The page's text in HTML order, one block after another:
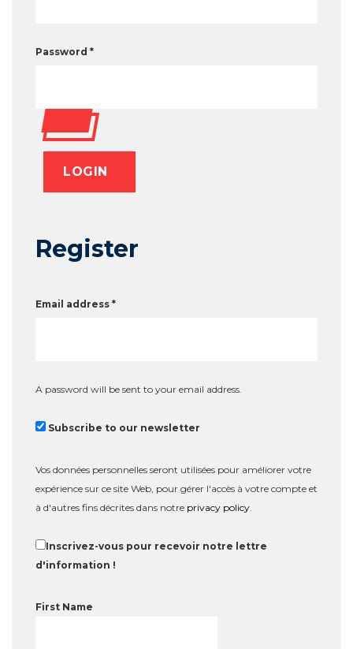
Password *
Register
Email address *
A password will be sent to your email address.
Subscribe to our newsletter
Vos données personnelles seront utilisées pour améliorer votre
expérience sur ce site Web, pour gérer l'accès à votre compte et
à d'autres fins décrites dans notre privacy policy.
Inscrivez-vous pour recevoir notre lettre
d'information !
First Name